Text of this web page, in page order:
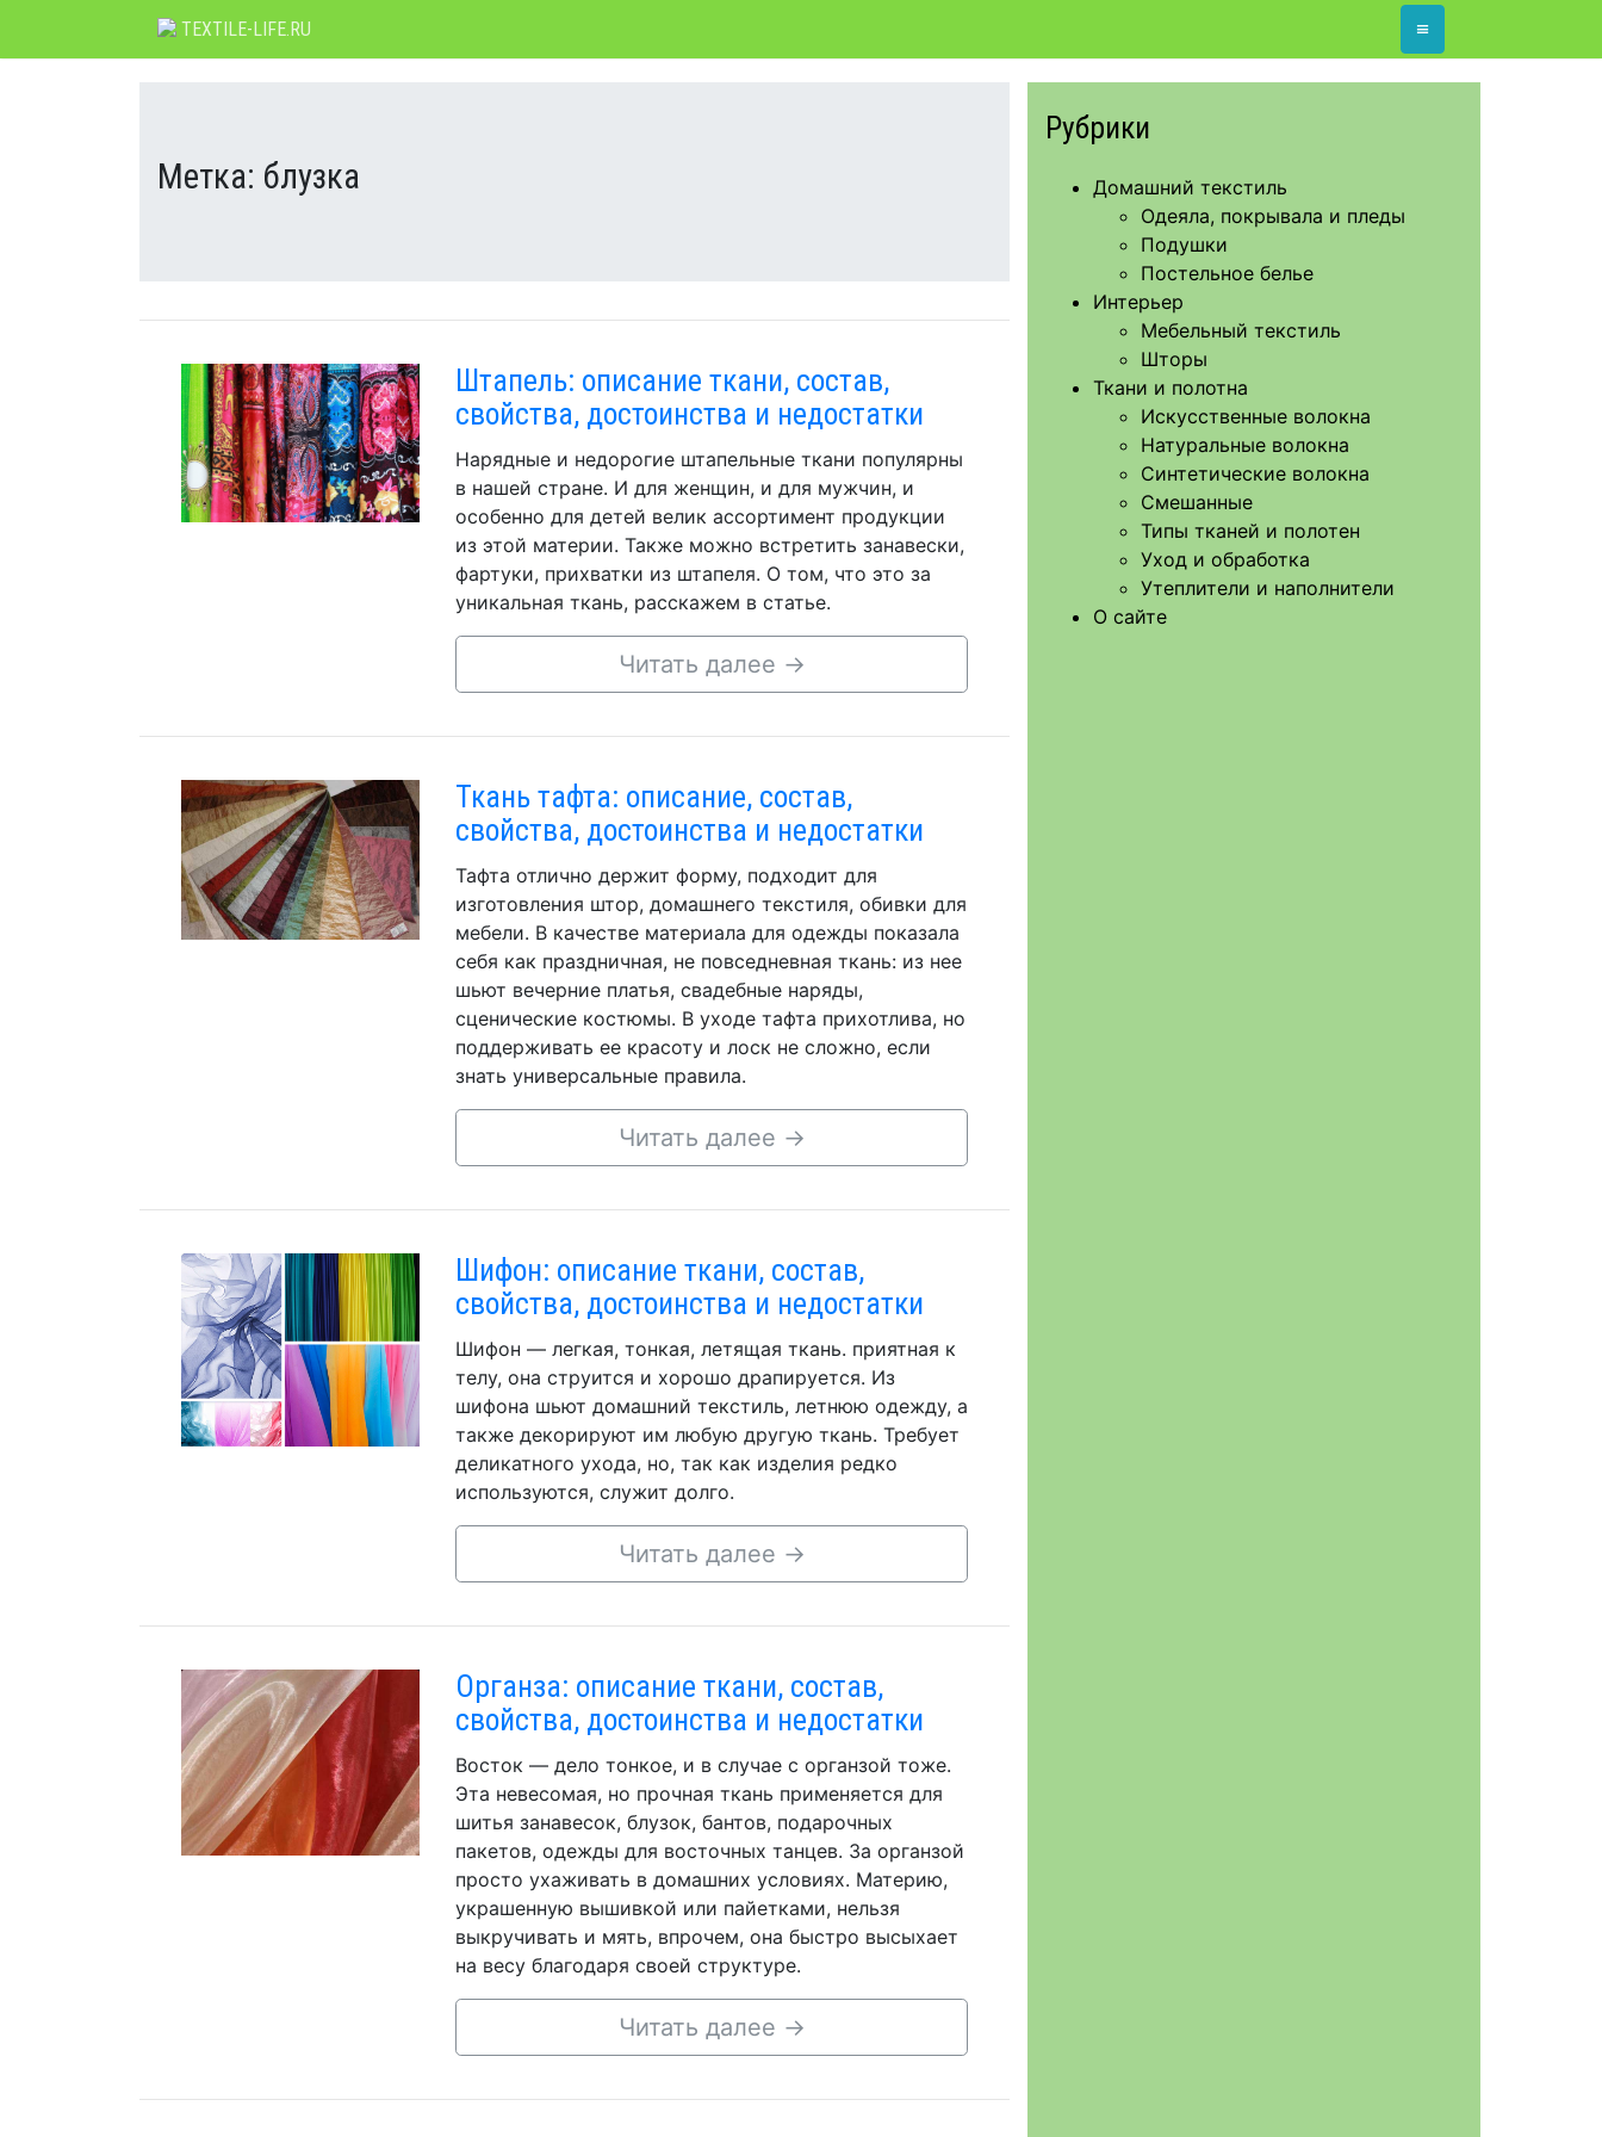
TEXTILE-LIFE.RU ≡
Метка: блузка
Штапель: описание ткани, состав,
свойства, достоинства и недостатки
Нарядные и недорогие штапельные ткани популярны
в нашей стране. И для женщин, и для мужчин, и
особенно для детей велик ассортимент продукции
из этой материи. Также можно встретить занавески,
фартуки, прихватки из штапеля. О том, что это за
уникальная ткань, расскажем в статье.
Читать далее →
Ткань тафта: описание, состав,
свойства, достоинства и недостатки
Тафта отлично держит форму, подходит для
изготовления штор, домашнего текстиля, обивки для
мебели. В качестве материала для одежды показала
себя как праздничная, не повседневная ткань: из нее
шьют вечерние платья, свадебные наряды,
сценические костюмы. В уходе тафта прихотлива, но
поддерживать ее красоту и лоск не сложно, если
знать универсальные правила.
Читать далее →
Шифон: описание ткани, состав,
свойства, достоинства и недостатки
Шифон — легкая, тонкая, летящая ткань. приятная к
телу, она струится и хорошо драпируется. Из
шифона шьют домашний текстиль, летнюю одежду, а
также декорируют им любую другую ткань. Требует
деликатного ухода, но, так как изделия редко
используются, служит долго.
Читать далее →
Органза: описание ткани, состав,
свойства, достоинства и недостатки
Восток — дело тонкое, и в случае с органзой тоже.
Эта невесомая, но прочная ткань применяется для
шитья занавесок, блузок, бантов, подарочных
пакетов, одежды для восточных танцев. За органзой
просто ухаживать в домашних условиях. Материю,
украшенную вышивкой или пайетками, нельзя
выкручивать и мять, впрочем, она быстро высыхает
на весу благодаря своей структуре.
Читать далее →
Рубрики
Домашний текстиль
Одеяла, покрывала и пледы
Подушки
Постельное белье
Интерьер
Мебельный текстиль
Шторы
Ткани и полотна
Искусственные волокна
Натуральные волокна
Синтетические волокна
Смешанные
Типы тканей и полотен
Уход и обработка
Утеплители и наполнители
О сайте